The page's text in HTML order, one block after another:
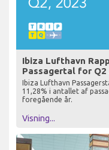
Ibiza Lufthavn
Passagertal for Q2
Ibiza Lufthavn
11,28% i antallet af
foregående år.
Visning...